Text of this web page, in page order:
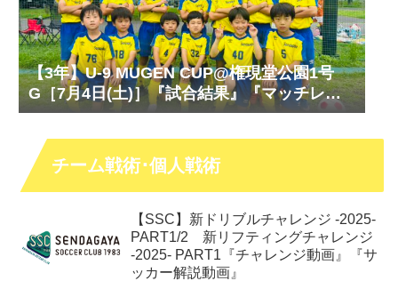
【3年】U-9 MUGEN CUP@権現堂公園1号
G［7月4日(土)］『試合結果』『マッチレポ
ート』『試合動画』
チーム戦術･個人戦術
【SSC】新ドリブルチャレンジ -2025-
PART1/2 新リフティングチャレンジ
-2025- PART1『チャレンジ動画』『サ
ッカー解説動画』